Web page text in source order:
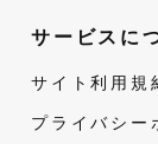
サービスに
サイト利用規
プライバシー